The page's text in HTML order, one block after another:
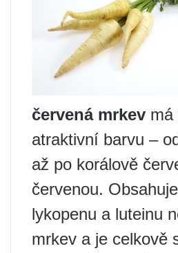
červená mrkev má
atraktivní barvu –
až po korálově
červenou.
lykopenu a luteinu
mrkev a je celkově